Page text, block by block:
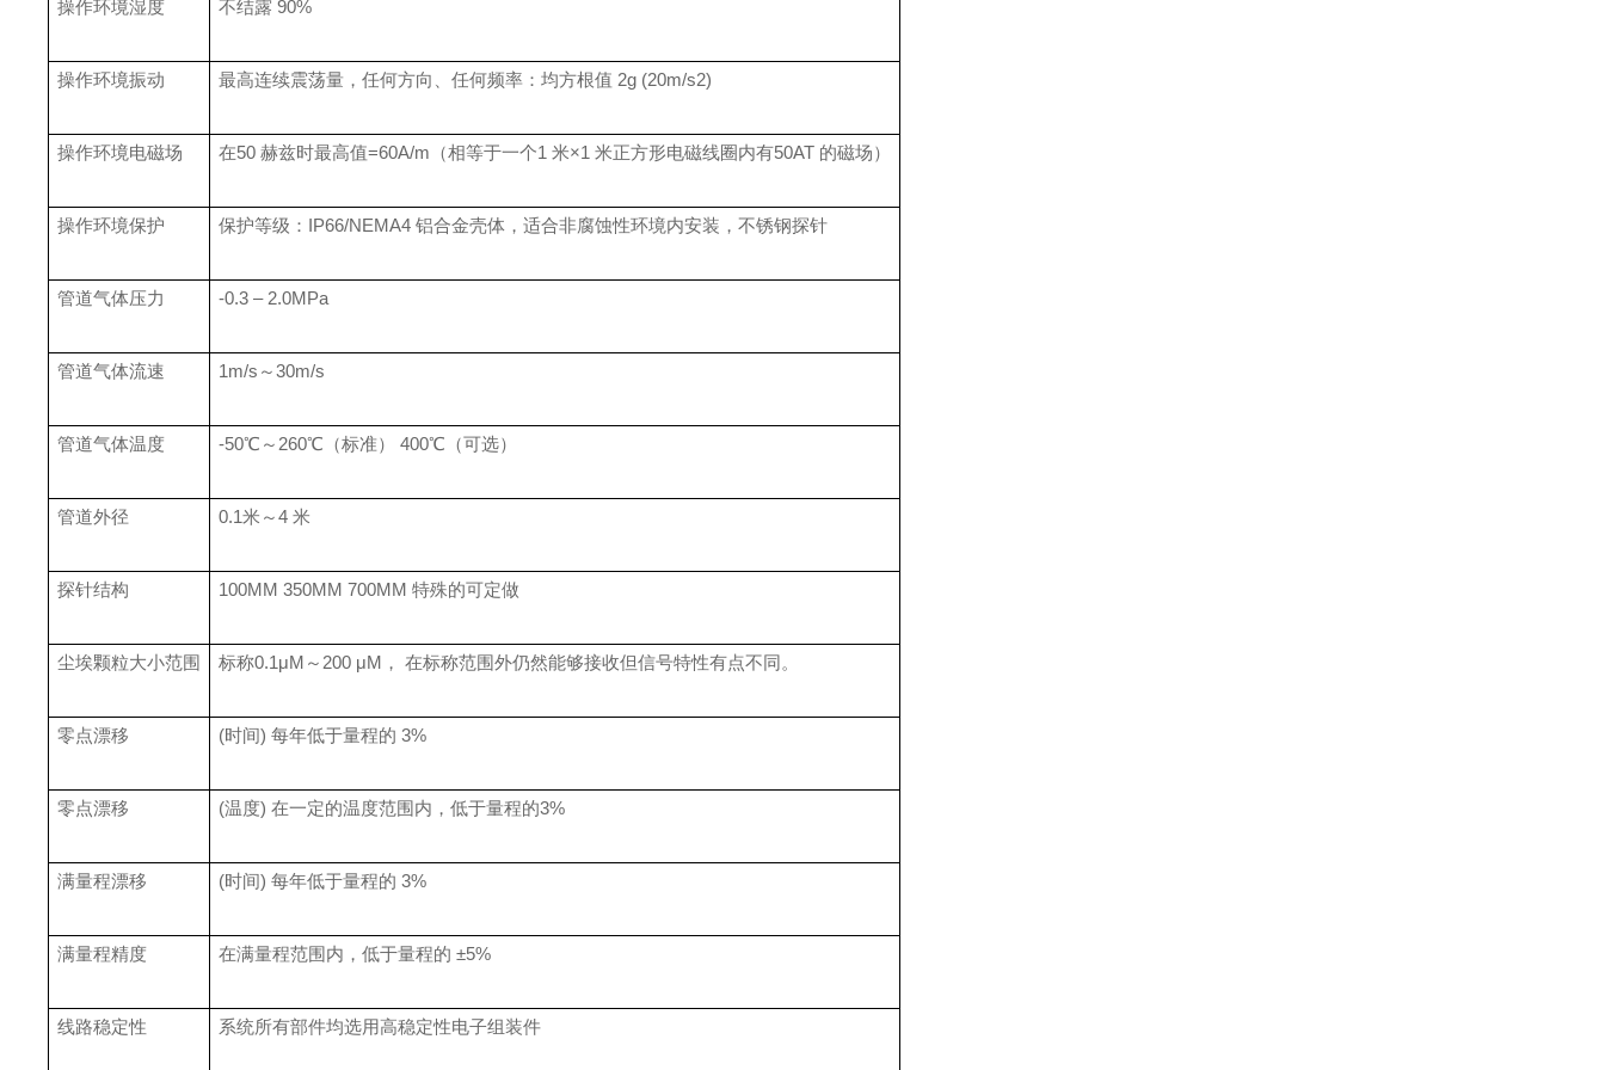
操作环境湿度 不结露 90%
操作环境振动 最高连续震荡量，任何方向、任何频率：均方根值 2g (20m/s2)
操作环境电磁场 在50 赫兹时最高值=60A/m （相等于一个1 米×1 米正方形电磁线圈内有50AT 的磁场）
操作环境保护 保护等级： IP66/NEMA4 铝合金壳体，适合非腐蚀性环境内安装，不锈钢探针
管道气体压力 -0.3 – 2.0MPa
管道气体流速 1m/s ～30m/s
管道气体温度 -50℃ ～ 260℃ （标准） 400℃ （可选）
管道外径 0.1米～4 米
探针结构 100MM 350MM 700MM 特殊的可定做
尘埃颗粒大小范围 标称0.1μM ～ 200 μM ， 在标称范围外仍然能够接收但信号特性有点不同。
零点漂移 (时间) 每年低于量程的 3%
零点漂移 (温度) 在一定的温度范围内，低于量程的3%
满量程漂移 (时间) 每年低于量程的 3%
满量程精度 在满量程范围内，低于量程的 ±5%
线路稳定性 系统所有部件均选用高稳定性电子组装件